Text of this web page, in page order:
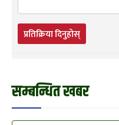
प्रतिक्रिया दिनुहोस्
सम्बन्धित खबर